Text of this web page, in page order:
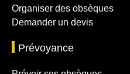
Organiser des obsèques
Demander un devis
Prévoyance